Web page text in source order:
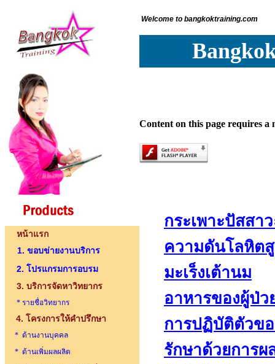
Welcome to bangkoktraining.com
Content on this page requires a
หน้าแรก
1. ขอบข่ายงานบริการ
2. โปรแกรมการอบรม
3. บริการจัดหาวิทยากร
* รายชื่อวิทยากร
4. โครงการให้คำปรึกษา
* ด้านงานบุคคล
* ด้านเพิ่มผลผลิต
กระเพาะปัสสา
ความดันโลหิต
มะเร็งเต้านม
อาหารของผู้ป่ว
การปฏิบัติตัวข
รักษาด้วยการผ